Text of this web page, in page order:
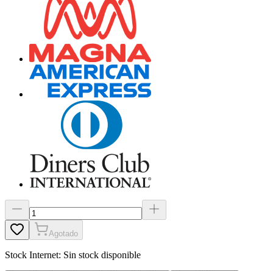
Agotado
Stock Internet: Sin stock disponible